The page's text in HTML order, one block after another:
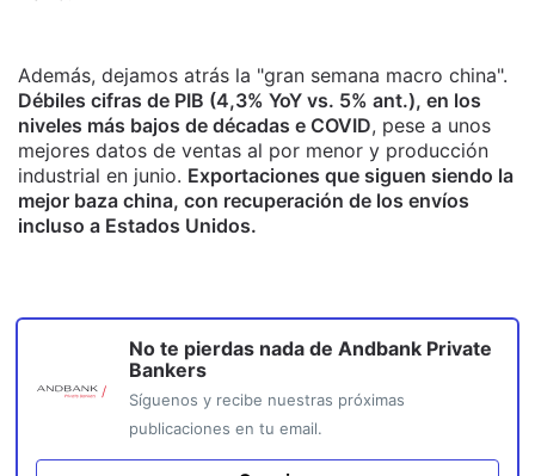
Además, dejamos atrás la "gran semana macro china".
Débiles cifras de PIB (4,3% YoY vs. 5% ant.), en los
niveles más bajos de décadas e COVID, pese a unos
mejores datos de ventas al por menor y producción
industrial en junio. Exportaciones que siguen siendo la
mejor baza china, con recuperación de los envíos
incluso a Estados Unidos.
No te pierdas nada de Andbank Private
Bankers
Síguenos y recibe nuestras próximas
publicaciones en tu email.